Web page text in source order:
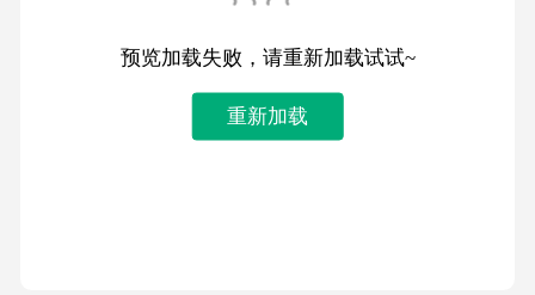
预览加载失败，请重新加载试试~
重新加载